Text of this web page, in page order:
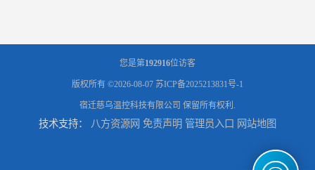
您是第192916位访客
版权所有 ©2026-08-07 苏ICP备2025213831号-1
宿迁慈乌温控科技有限公司 保留所有权利.
技术支持： 八方资源网 免责声明 管理员入口 网站地图